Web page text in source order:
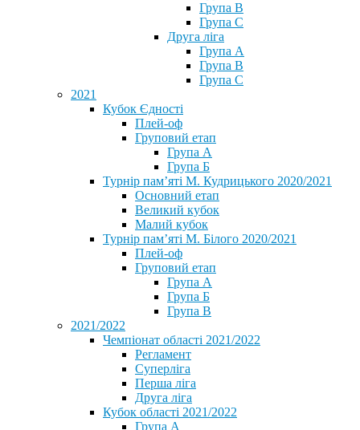
Група B
Група C
Друга ліга
Група A
Група B
Група C
2021
Кубок Єдності
Плей-оф
Груповий етап
Група А
Група Б
Турнір пам’яті М. Кудрицького 2020/2021
Основний етап
Великий кубок
Малий кубок
Турнір пам’яті М. Білого 2020/2021
Плей-оф
Груповий етап
Група А
Група Б
Група В
2021/2022
Чемпіонат області 2021/2022
Регламент
Суперліга
Перша ліга
Друга ліга
Кубок області 2021/2022
Група А